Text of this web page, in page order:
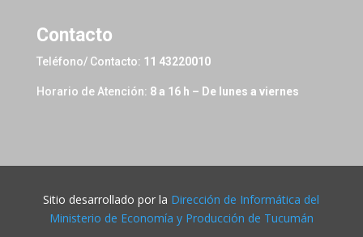
Contacto
Teléfono/ Contacto: 11 43220010
Horario de Atención: 8 a 16 h – De lunes a viernes
Sitio desarrollado por la Dirección de Informática del
Ministerio de Economía y Producción de Tucumán